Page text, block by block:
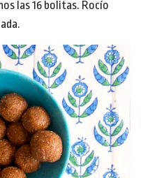
las 16 bolitas. Rocío